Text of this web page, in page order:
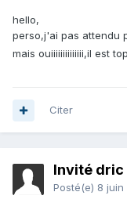
hello,
perso,j'ai pas attendu
mais ouiiiiiiiiiiiiii,il est
Citer
Invité dric
Posté(e) 8 juin